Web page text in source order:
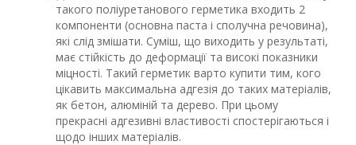
такого поліуретанового герметика входить 2
компоненти (основна паста і сполучна речовина),
які слід змішати. Суміш, що виходить у результаті,
має стійкість до деформації та високі показники
міцності. Такий герметик варто купити тим, кого
цікавить максимальна адгезія до таких матеріалів,
як бетон, алюміній та дерево. При цьому
прекрасні адгезивні властивості спостерігаються і
щодо інших матеріалів.